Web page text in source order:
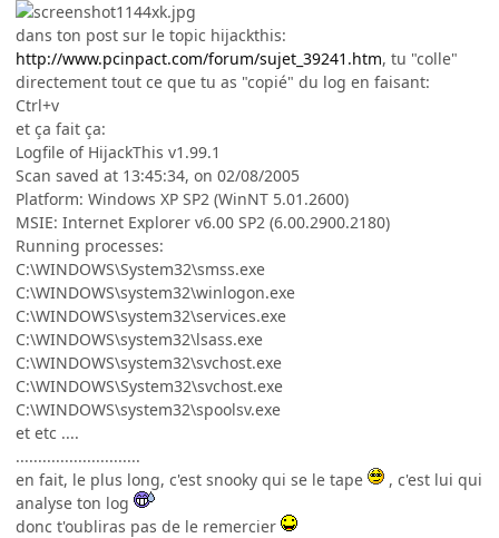
dans ton post sur le topic hijackthis:
http://www.pcinpact.com/forum/sujet_39241.htm, tu "colle"
directement tout ce que tu as "copié" du log en faisant:
Ctrl+v
et ça fait ça:
Logfile of HijackThis v1.99.1
Scan saved at 13:45:34, on 02/08/2005
Platform: Windows XP SP2 (WinNT 5.01.2600)
MSIE: Internet Explorer v6.00 SP2 (6.00.2900.2180)
Running processes:
C:\WINDOWS\System32\smss.exe
C:\WINDOWS\system32\winlogon.exe
C:\WINDOWS\system32\services.exe
C:\WINDOWS\system32\lsass.exe
C:\WINDOWS\system32\svchost.exe
C:\WINDOWS\System32\svchost.exe
C:\WINDOWS\system32\spoolsv.exe
et etc ....
............................
en fait, le plus long, c'est snooky qui se le tape
, c'est lui qui
analyse ton log
donc t'oubliras pas de le remercier